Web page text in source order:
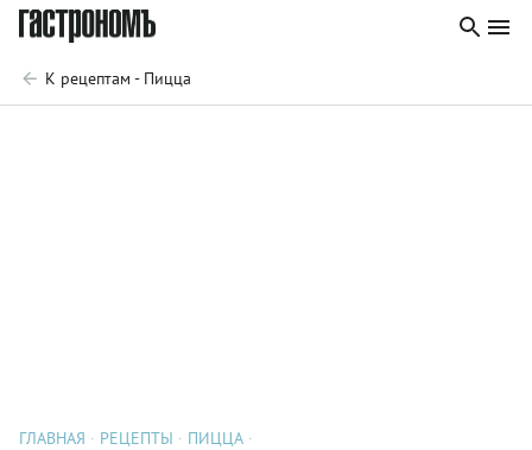
К рецептам - Пицца
ГЛАВНАЯ РЕЦЕПТЫ
ПИЦЦА